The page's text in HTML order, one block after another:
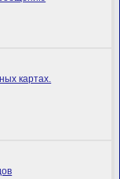
картах.